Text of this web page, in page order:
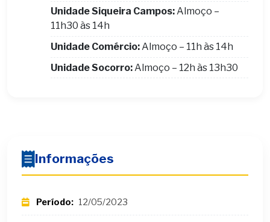
Unidade Siqueira Campos:Almoço –
11h30 às 14h
Unidade Comércio:Almoço – 11h às 14h
Unidade Socorro: Almoço – 12h às 13h30
Informações
Período: 12/05/2023